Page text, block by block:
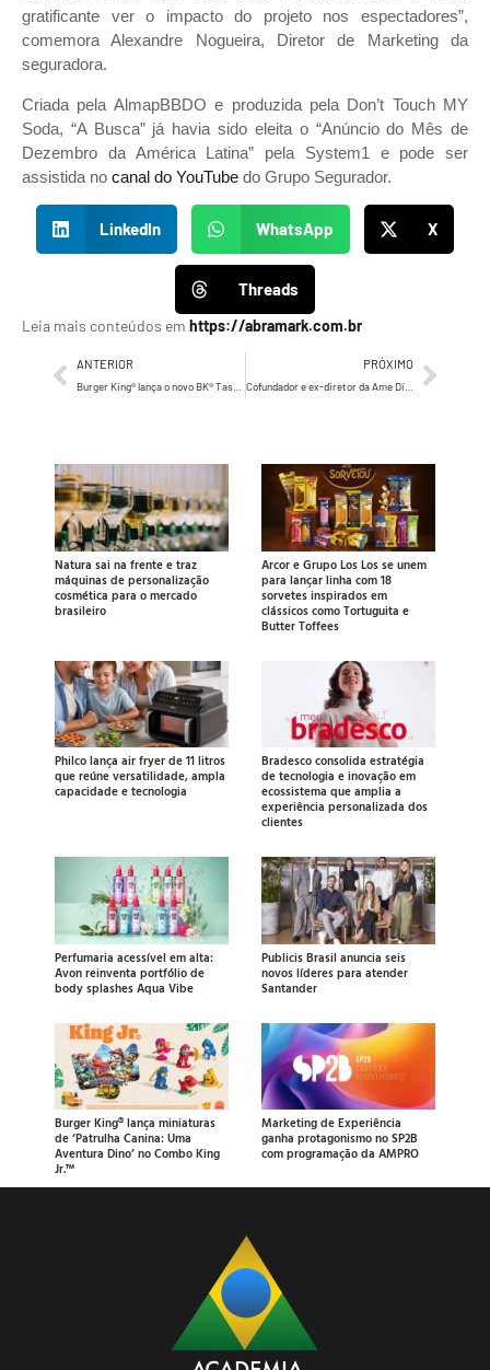
gratificante ver o impacto do projeto nos espectadores”,
comemora Alexandre Nogueira, Diretor de Marketing da
seguradora.
Criada pela AlmapBBDO e produzida pela Don’t Touch MY
Soda, “A Busca” já havia sido eleita o “Anúncio do Mês de
Dezembro da América Latina” pela System1 e pode ser
assistida no canal do YouTube do Grupo Segurador.
LinkedIn WhatsApp X
Threads
Leia mais conteúdos em https://abramark.com.br
ANTERIOR PRÓXIMO
Natura sai na frente e traz
máquinas de personalização
cosmética para o mercado
brasileiro
Arcor e Grupo Los Los se unem
para lançar linha com 18
sorvetes inspirados em
clássicos como Tortuguita e
Butter Toffees
Philco lança air fryer de 11 litros
que reúne versatilidade, ampla
capacidade e tecnologia
Bradesco consolida estratégia
de tecnologia e inovação em
ecossistema que amplia a
experiência personalizada dos
clientes
Perfumaria acessível em alta:
Avon reinventa portfólio de
body splashes Aqua Vibe
Publicis Brasil anuncia seis
novos líderes para atender
Santander
Burger King® lança miniaturas
de ‘Patrulha Canina: Uma
Aventura Dino’ no Combo King
Jr.™
Marketing de Experiência
ganha protagonismo no SP2B
com programação da AMPRO